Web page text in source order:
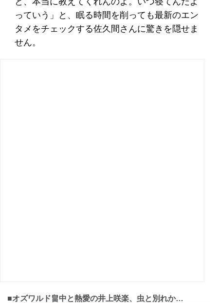
っていう」と、眠る時間を削っても最新のエン
タメをチェックする佐久間さんに驚きを隠せま
せん。
■オズワルド畠中と熱愛の井上咲楽、虫と別れか…